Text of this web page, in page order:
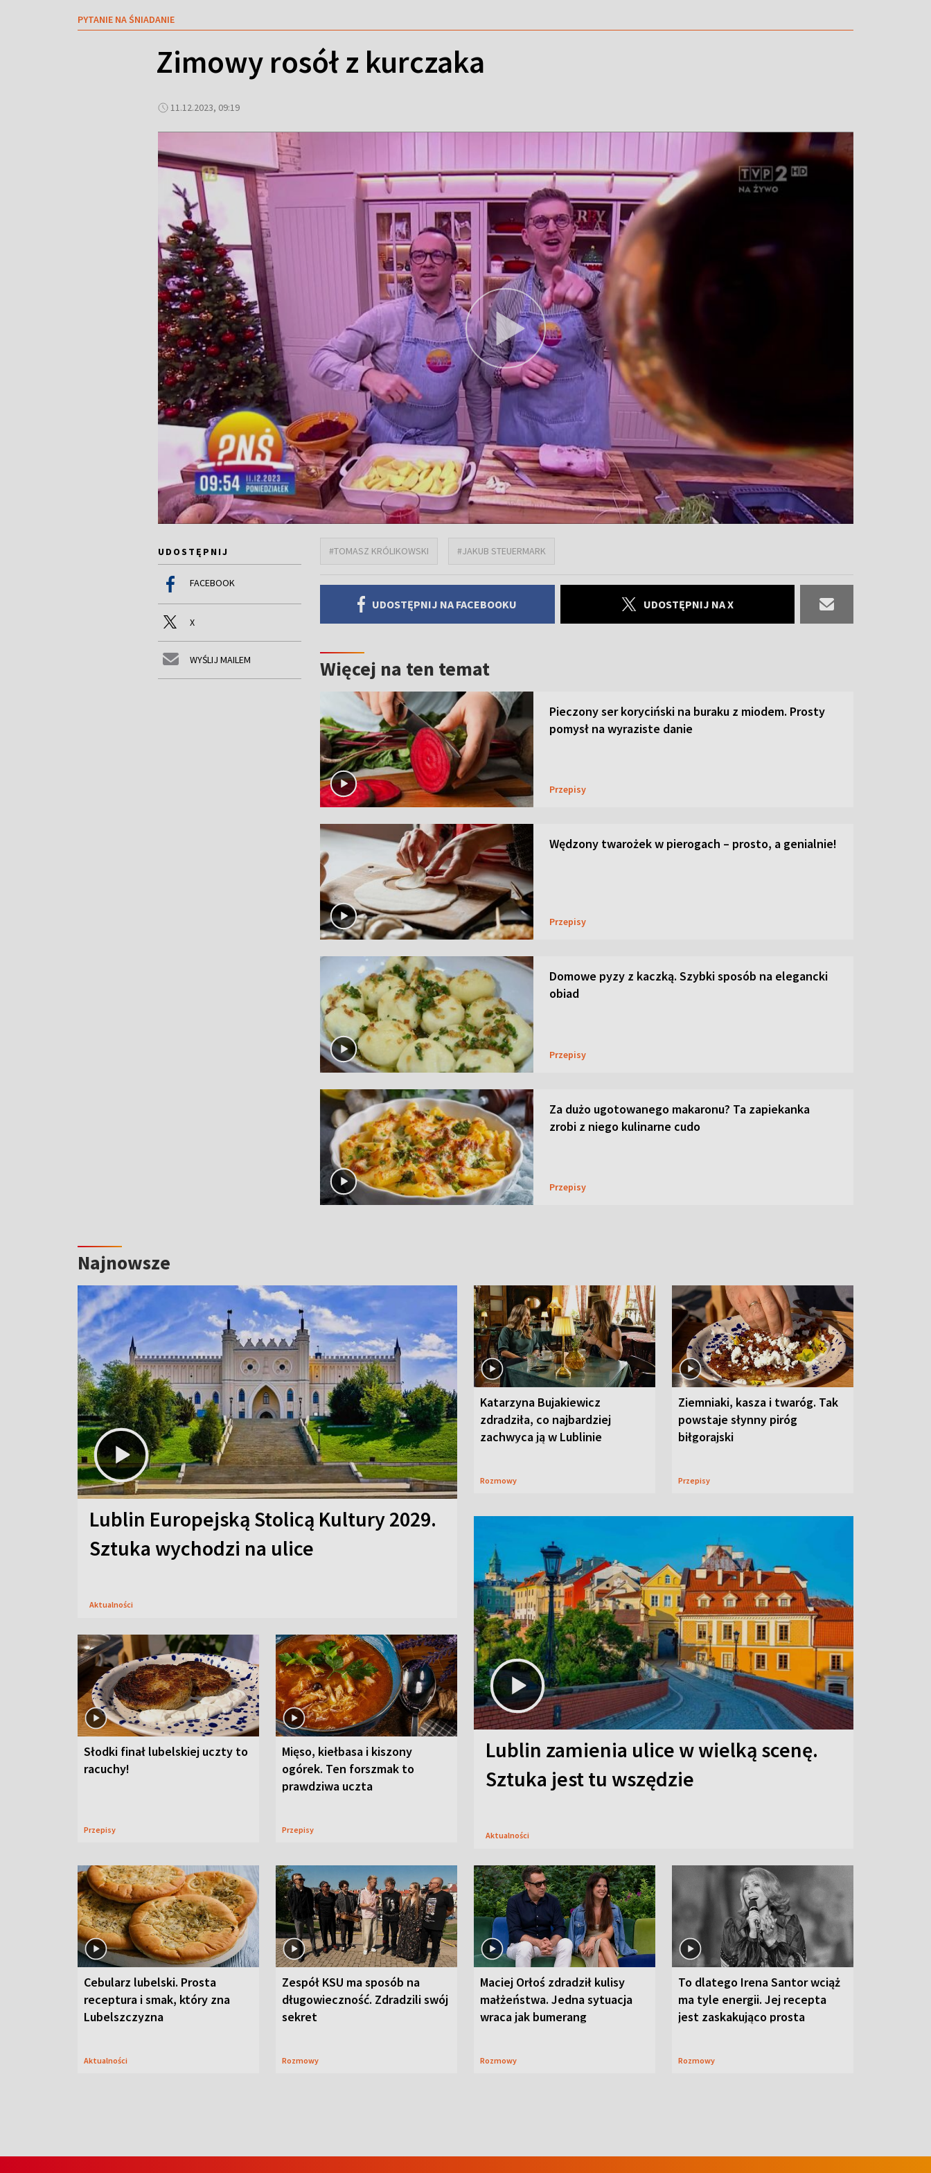
PYTANIE NA ŚNIADANIE
Zimowy rosół z kurczaka
11.12.2023, 09:19
UDOSTĘPNIJ
FACEBOOK
X
WYŚLIJ MAILEM
#TOMASZ KRÓLIKOWSKI #JAKUB STEUERMARK
UDOSTĘPNIJ NA FACEBOOKU UDOSTĘPNIJ NA X
Więcej na ten temat
Pieczony ser koryciński na buraku z miodem. Prosty
pomysł na wyraziste danie
Przepisy
Wędzony twarożek w pierogach – prosto, a genialnie!
Przepisy
Domowe pyzy z kaczką. Szybki sposób na elegancki
obiad
Przepisy
Za dużo ugotowanego makaronu? Ta zapiekanka
zrobi z niego kulinarne cudo
Przepisy
Najnowsze
Lublin Europejską Stolicą Kultury 2029.
Sztuka wychodzi na ulice
Aktualności
Katarzyna Bujakiewicz
zdradziła, co najbardziej
zachwyca ją w Lublinie
Rozmowy
Ziemniaki, kasza i twaróg. Tak
powstaje słynny piróg
biłgorajski
Przepisy
Słodki finał lubelskiej uczty to
racuchy!
Przepisy
Mięso, kiełbasa i kiszony
ogórek. Ten forszmak to
prawdziwa uczta
Przepisy
Lublin zamienia ulice w wielką scenę.
Sztuka jest tu wszędzie
Aktualności
Cebularz lubelski. Prosta
receptura i smak, który zna
Lubelszczyzna
Aktualności
Zespół KSU ma sposób na
długowieczność. Zdradzili swój
sekret
Rozmowy
Maciej Orłoś zdradził kulisy
małżeństwa. Jedna sytuacja
wraca jak bumerang
Rozmowy
To dlatego Irena Santor wciąż
ma tyle energii. Jej recepta
jest zaskakująco prosta
Rozmowy